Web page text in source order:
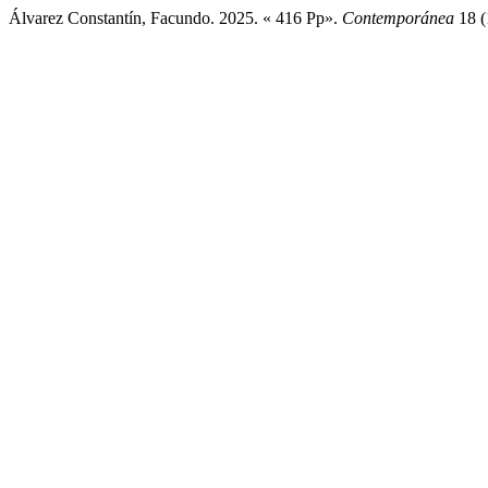
Álvarez Constantín, Facundo. 2025. « 416 Pp». Contemporánea 18